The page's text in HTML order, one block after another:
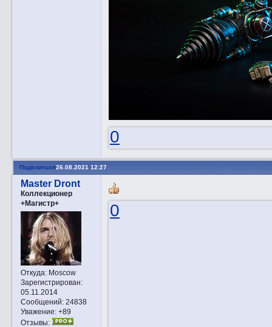
0
Поделиться26.08.2021 12:27
Master Dront
Коллекционер
+Магистр+
Откуда:Moscow
Зарегистрирован:
05.11.2014
Сообщений:24838
Уважение: +89
Отзывы:
0